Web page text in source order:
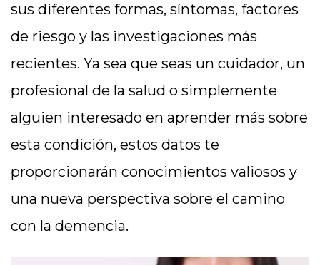
sus diferentes formas, síntomas, factores
de riesgo y las investigaciones más
recientes. Ya sea que seas un cuidador, un
profesional de la salud o simplemente
alguien interesado en aprender más sobre
esta condición, estos datos te
proporcionarán conocimientos valiosos y
una nueva perspectiva sobre el camino
con la demencia.